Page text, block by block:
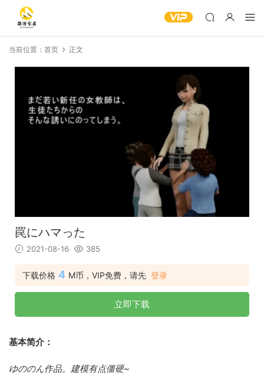
当前位置： 首页 正文
罠にハマった
2021-08-16 385
下载价格 4 M币，VIP免费，请先 登录
立即下载
基本简介：
ゆののん作品。建模有点僵硬~